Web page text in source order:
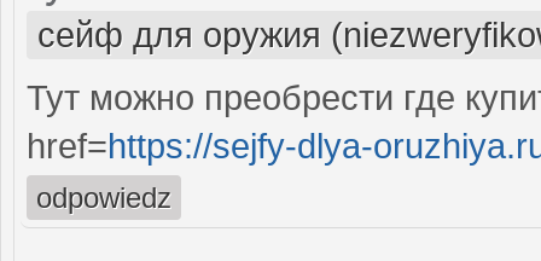
сейф для оружия
Тут можно преобрести где
href=https://sejfy-dlya-
odpowiedz